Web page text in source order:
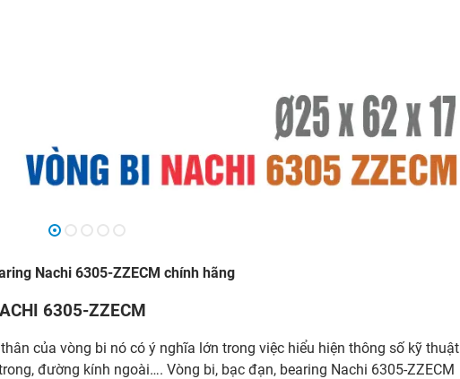
Nachi 6305-ZZECM chính hãng
6305-ZZECM
của vòng bi nó có ý nghĩa lớn trong việc hiểu hiện thông số kỹ thuật
đường kính ngoài…. Vòng bi, bạc đạn, bearing Nachi 6305-ZZECM